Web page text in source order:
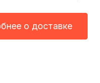
о доставке